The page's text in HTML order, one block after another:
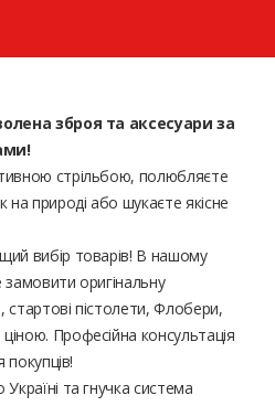
зброя та аксесуари за
стрільбою, полюбляєте
на природі або шукаєте якісне
вибір товарів! В нашому
оригінальну
пістолети, Флобери,
Професійна консультація
покупців!
та гнучка система